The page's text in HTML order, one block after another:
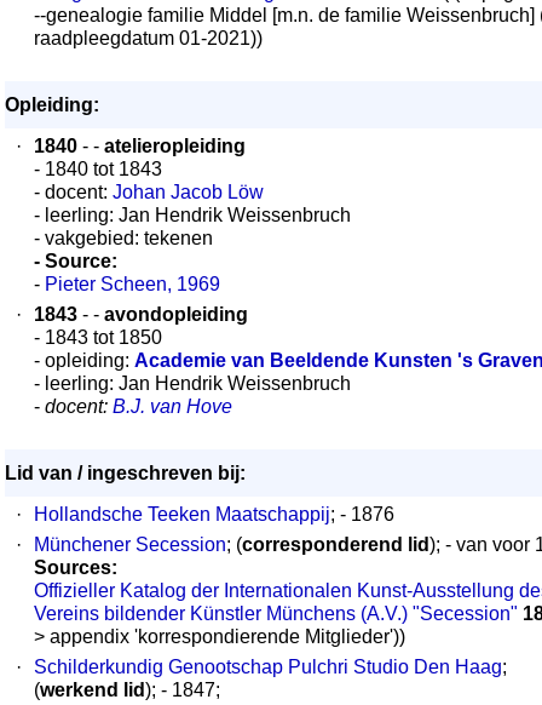
--genealogie familie Middel [m.n. de familie Weissenbruch]
raadpleegdatum 01-2021))
Opleiding:
·
1840 - - atelieropleiding
- 1840 tot 1843
- docent: Johan Jacob Löw
- leerling: Jan Hendrik Weissenbruch
- vakgebied: tekenen
- Source:
- Pieter Scheen, 1969
·
1843 - - avondopleiding
- 1843 tot 1850
- opleiding: Academie van Beeldende Kunsten 's
- leerling: Jan Hendrik Weissenbruch
- docent: B.J. van Hove
Lid van / ingeschreven bij:
·
Hollandsche Teeken Maatschappij; - 1876
·
Münchener Secession; (corresponderend lid); - van voor
Sources:
Offizieller Katalog der Internationalen Kunst-Ausstellung
Vereins bildender Künstler Münchens (A.V.) "Secession"
> appendix 'korrespondierende Mitglieder'))
·
Schilderkundig Genootschap Pulchri Studio Den Haag;
(werkend lid); - 1847;